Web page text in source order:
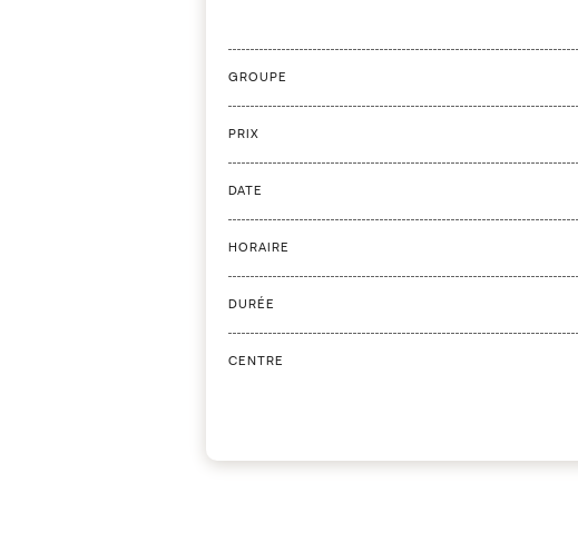
GROUPE
PRIX
DATE
HORAIRE
DURÉE
CENTRE